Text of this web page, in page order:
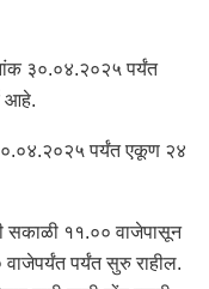
३०.०४.२०२५ पर्यंत
आहे.
पर्यंत एकूण २४
सकाळी ११.०० वाजेपासून
पर्यंत सुरु राहील.